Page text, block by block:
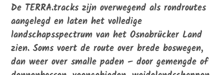
De TERRA.tracks zijn overwegend als rondroutes
aangelegd en laten het volledige
landschapsspectrum van het Osnabrücker Land
zien. Soms voert de route over brede boswegen,
dan weer over smalle paden – door gemengde of